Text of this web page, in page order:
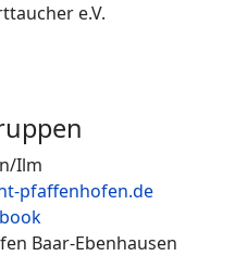
e.V.
Ilm
pfaffenhofen.de
Baar-Ebenhausen